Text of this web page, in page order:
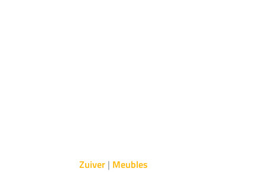
Zuiver | Meubles